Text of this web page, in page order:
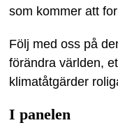
som kommer att
Följ med oss på
förändra världen,
klimatåtgärder
I panelen